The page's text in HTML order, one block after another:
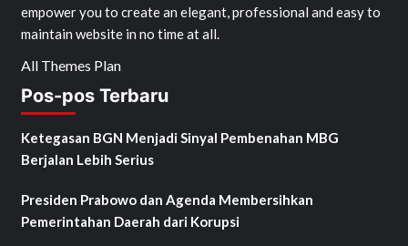
empower you to create an elegant, professional and easy to
maintain website in no time at all.
All Themes Plan
Pos-pos Terbaru
Ketegasan BGN Menjadi Sinyal Pembenahan MBG
Berjalan Lebih Serius
Presiden Prabowo dan Agenda Membersihkan
Pemerintahan Daerah dari Korupsi